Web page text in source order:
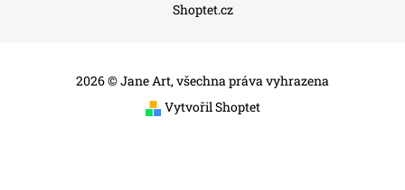
Shoptet.cz
2026 © Jane Art, všechna práva vyhrazena
Vytvořil Shoptet